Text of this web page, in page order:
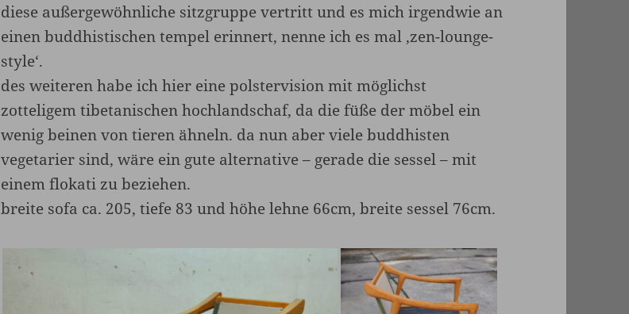
diese außergewöhnliche sitzgruppe vertritt und es mich irgendwie an
einen buddhistischen tempel erinnert, nenne ich es mal ‚zen-lounge-
style‘.
des weiteren habe ich hier eine polstervision mit möglichst
zotteligem tibetanischen hochlandschaf, da die füße der möbel ein
wenig beinen von tieren ähneln. da nun aber viele buddhisten
vegetarier sind, wäre ein gute alternative – gerade die sessel – mit
einem flokati zu beziehen.
breite sofa ca. 205, tiefe 83 und höhe lehne 66cm, breite sessel 76cm.